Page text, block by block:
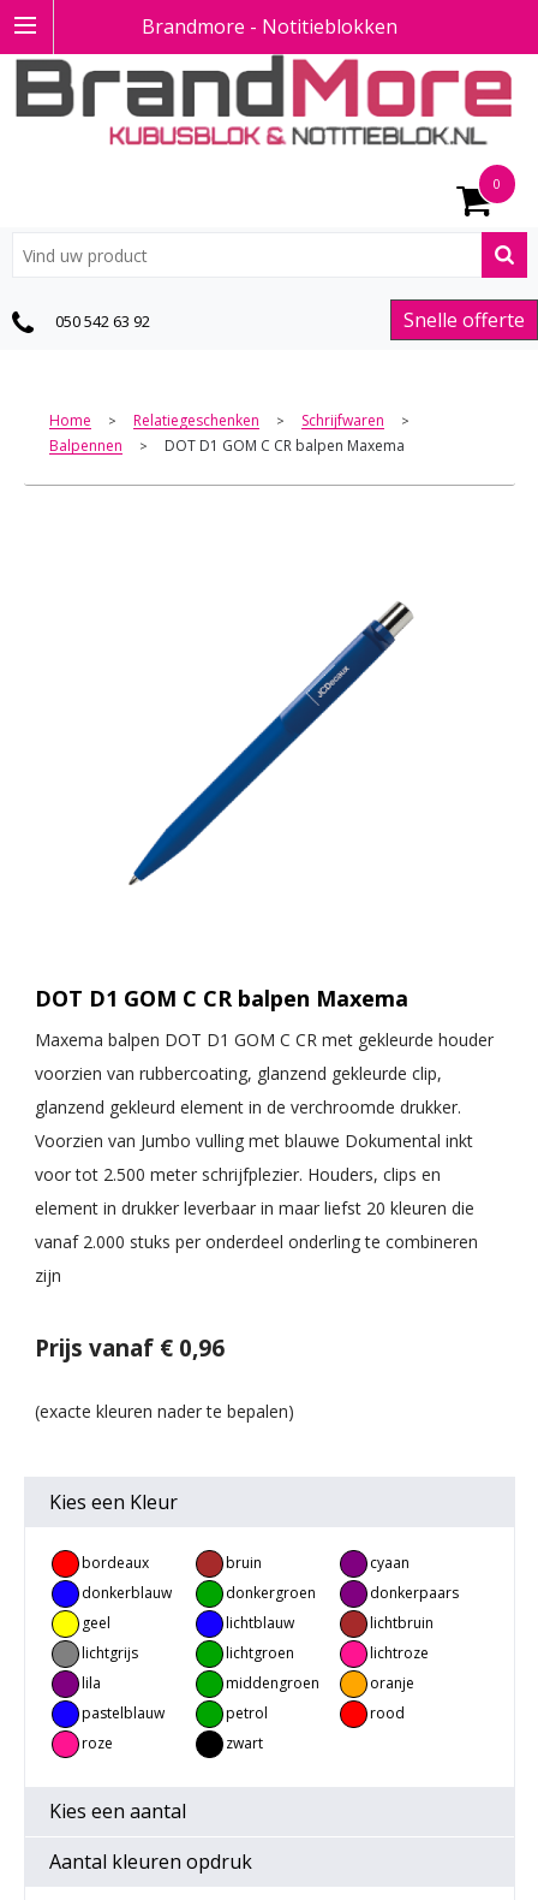
Brandmore - Notitieblokken
0
Snelle offerte
050 542 63 92
Home > Relatiegeschenken > Schrijfwaren >
Balpennen > DOT D1 GOM C CR balpen Maxema
DOT D1 GOM C CR balpen Maxema
Maxema balpen DOT D1 GOM C CR met gekleurde houder
voorzien van rubbercoating, glanzend gekleurde clip,
glanzend gekleurd element in de verchroomde drukker.
Voorzien van Jumbo vulling met blauwe Dokumental inkt
voor tot 2.500 meter schrijfplezier. Houders, clips en
element in drukker leverbaar in maar liefst 20 kleuren die
vanaf 2.000 stuks per onderdeel onderling te combineren
zijn
Prijs vanaf € 0,96
Kies een Kleur
bordeaux
rood
bruin
cyaan
donkerblauw
donkergroen
donkerpaars
geel
lichtblauw
lichtbruin
lichtgrijs
lichtgroen
lichtroze
lila
middengroen
oranje
pastelblauw
petrol
rood
roze
zwart
Kies een aantal
Aantal kleuren opdruk